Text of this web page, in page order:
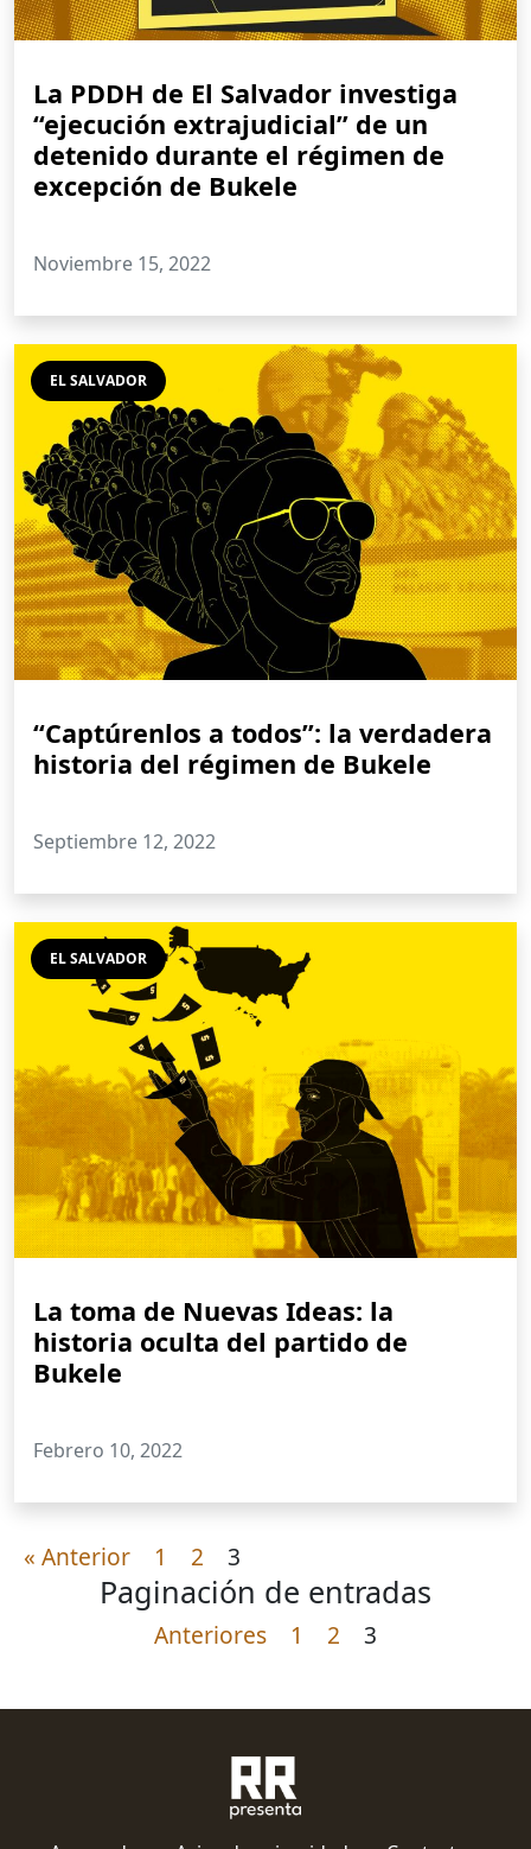
La PDDH de El Salvador investiga
“ejecución extrajudicial” de un
detenido durante el régimen de
excepción de Bukele
Noviembre 15, 2022
EL SALVADOR
“Captúrenlos a todos”: la verdadera
historia del régimen de Bukele
Septiembre 12, 2022
EL SALVADOR
La toma de Nuevas Ideas: la
historia oculta del partido de
Bukele
Febrero 10, 2022
« Anterior 1 2 3
Paginación de entradas
Anteriores 1 2 3